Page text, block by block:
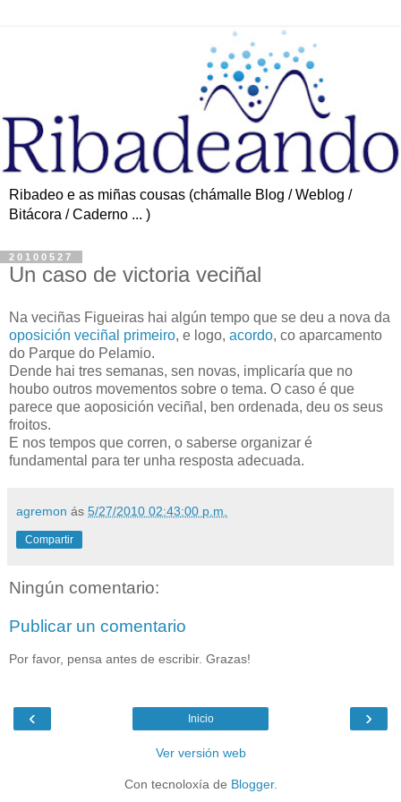
Ribadeo e as miñas cousas (chámalle Blog / Weblog /
Bitácora / Caderno ... )
20100527
Un caso de victoria veciñal
Na veciñas Figueiras hai algún tempo que se deu a nova da
oposición veciñal primeiro, e logo, acordo, co aparcamento
do Parque do Pelamio.
Dende hai tres semanas, sen novas, implicaría que no
houbo outros movementos sobre o tema. O caso é que
parece que aoposición veciñal, ben ordenada, deu os seus
froitos.
E nos tempos que corren, o saberse organizar é
fundamental para ter unha resposta adecuada.
agremon ás 5/27/2010 02:43:00 p.m.
Compartir
Ningún comentario:
Publicar un comentario
Por favor, pensa antes de escribir. Grazas!
‹ ›
Inicio
Ver versión web
Con tecnoloxía de Blogger.